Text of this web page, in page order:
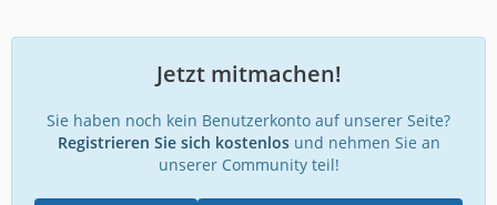
Jetzt mitmachen!
Sie haben noch kein Benutzerkonto auf unserer Seite?
Registrieren Sie sich kostenlosund nehmen Sie an
unserer Community teil!